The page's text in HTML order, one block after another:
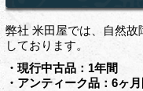
弊社 米田屋では、自然
しております。
・現行中古品：1年間
・アンティーク品：6ヶ月